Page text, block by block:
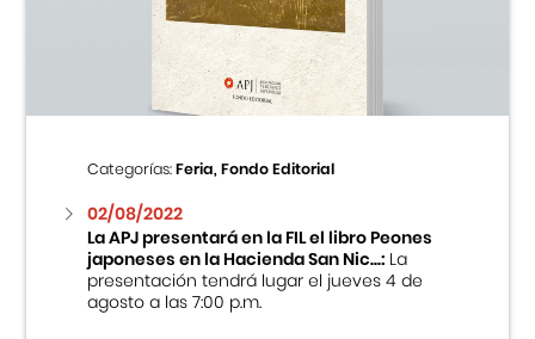
Centro Cultural Peruano Japonés
Museo de la Inmigración Japonesa
Fondo Editorial
Teatro Peruano Japonés
Categorías:Feria, Fondo Editorial
02/08/2022
La APJ presentará en la FIL el libro Peones
japoneses en la Hacienda San Nic...:La
presentación tendrá lugar el jueves 4 de
agosto a las 7:00 p.m.